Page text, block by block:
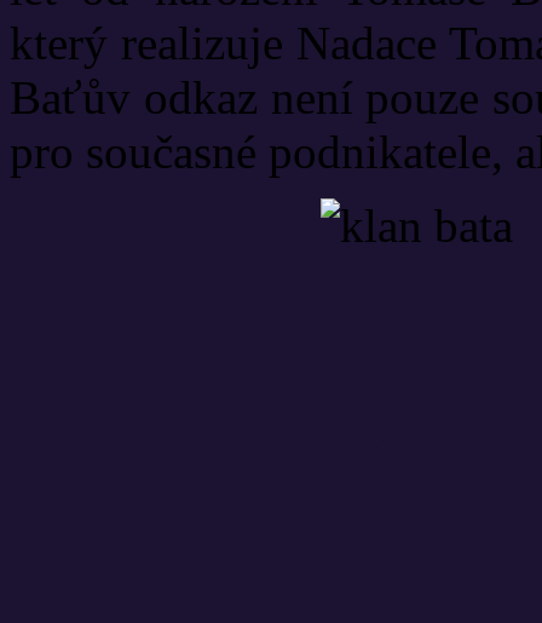
který realizuje Nadace
Baťův odkaz není pouze
pro současné podnikatele,